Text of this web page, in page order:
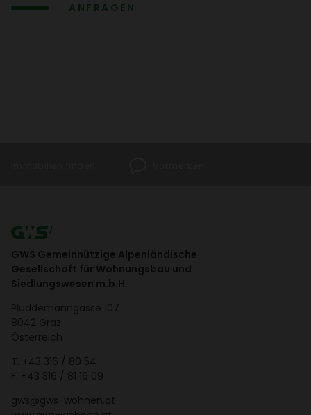
ANFRAGEN
GWS Gemeinnützige Alpenländische
Gesellschaft für Wohnungsbau und
Siedlungswesen m.b.H.
Plüd­de­mann­gasse 107
8042 Graz
Öster­reich
T. +43 316 / 80 54
F. +43 316 / 81 16 09
gws@gws-wohnen.at